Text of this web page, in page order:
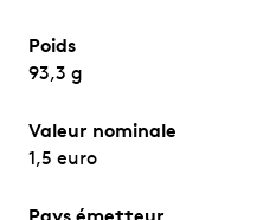
Poids
93,3 g
Valeur nominale
1,5 euro
Pays émetteur